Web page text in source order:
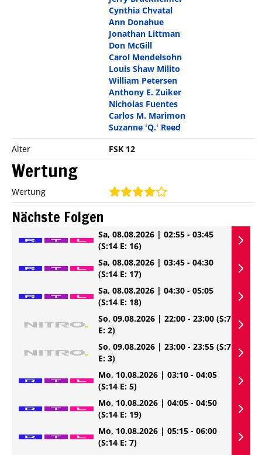
Cynthia Chvatal
Ann Donahue
Jonathan Littman
Don McGill
Carol Mendelsohn
Louis Shaw Milito
William Petersen
Anthony E. Zuiker
Nicholas Fuentes
Carlos M. Marimon
Suzanne 'Q.' Reed
Alter
FSK 12
Wertung
Wertung
Nächste Folgen
Sa, 08.08.2026 | 02:55 - 03:45
(S:14 E: 16)
Sa, 08.08.2026 | 03:45 - 04:30
(S:14 E: 17)
Sa, 08.08.2026 | 04:30 - 05:05
(S:14 E: 18)
So, 09.08.2026 | 22:00 - 23:00 (S:7
E: 2)
So, 09.08.2026 | 23:00 - 23:55 (S:7
E: 3)
Mo, 10.08.2026 | 03:10 - 04:05
(S:14 E: 5)
Mo, 10.08.2026 | 04:05 - 04:50
(S:14 E: 19)
Mo, 10.08.2026 | 05:15 - 06:00
(S:14 E: 7)